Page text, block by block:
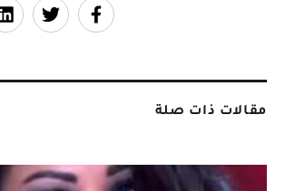
مقالات ذات صلة